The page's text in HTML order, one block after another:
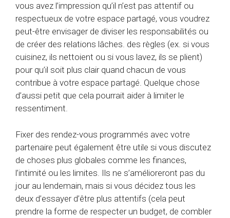
vous avez l’impression qu’il n’est pas attentif ou
respectueux de votre espace partagé, vous voudrez
peut-être envisager de diviser les responsabilités ou
de créer des relations lâches. des règles (ex. si vous
cuisinez, ils nettoient ou si vous lavez, ils se plient)
pour qu’il soit plus clair quand chacun de vous
contribue à votre espace partagé. Quelque chose
d’aussi petit que cela pourrait aider à limiter le
ressentiment.
Fixer des rendez-vous programmés avec votre
partenaire peut également être utile si vous discutez
de choses plus globales comme les finances,
l’intimité ou les limites. Ils ne s’amélioreront pas du
jour au lendemain, mais si vous décidez tous les
deux d’essayer d’être plus attentifs (cela peut
prendre la forme de respecter un budget, de combler